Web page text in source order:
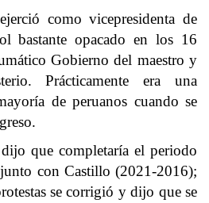
como vicepresidenta de
bastante opacado en los 16
Gobierno del maestro y
Prácticamente era una
de peruanos cuando se
que completaría el periodo
con Castillo (2021-2016);
se corrigió y dijo que se